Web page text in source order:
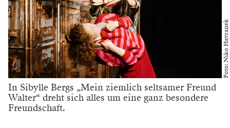
Foto: Niko Havranek
In Sibylle Bergs „Mein ziemlich seltsamer Freund
Walter“ dreht sich alles um eine ganz besondere
Freundschaft.